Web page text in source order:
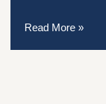
Read More »